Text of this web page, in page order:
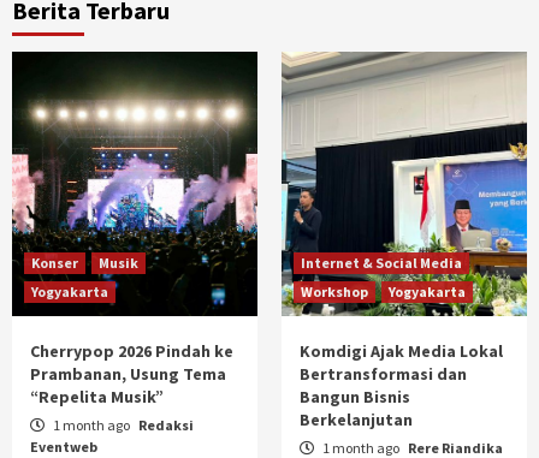
Berita Terbaru
Konser
Musik
Yogyakarta
Cherrypop 2026 Pindah ke
Prambanan, Usung Tema
“Repelita Musik”
1 month ago Redaksi
Eventweb
Internet & Social Media
Workshop
Yogyakarta
Komdigi Ajak Media Lokal
Bertransformasi dan
Bangun Bisnis
Berkelanjutan
1 month ago Rere Riandika